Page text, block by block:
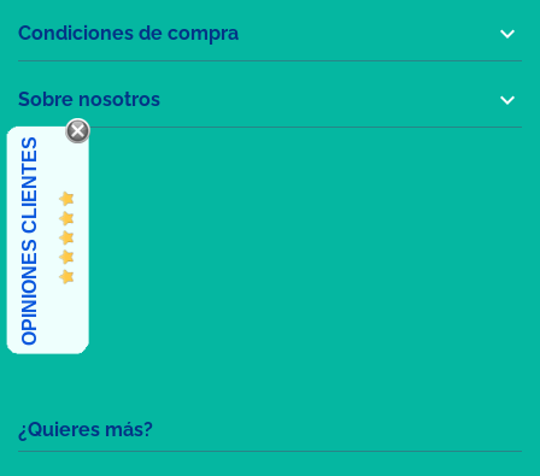
¿Quieres más?
Condiciones de compra 
Sobre nosotros 
OPINIONES CLIENTES